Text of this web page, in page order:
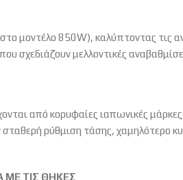
στο μοντέλο 850W), καλύπτοντας
σχεδιάζουν μελλοντικές
από κορυφαίες ιαπωνικές
ρύθμιση τάσης, χαμηλότερο
ΜΕ ΤΙΣ ΘΗΚΕΣ